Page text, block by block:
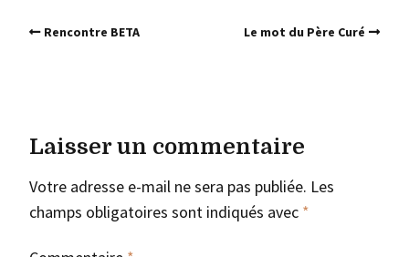
Rencontre BETA Le mot du Père Curé
Laisser un commentaire
Votre adresse e-mail ne sera pas publiée. Les
champs obligatoires sont indiqués avec *